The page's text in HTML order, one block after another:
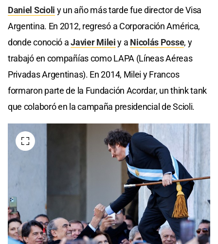
Daniel Scioli y un año más tarde fue director de Visa
Argentina. En 2012, regresó a Corporación América,
donde conoció aJavier Mileiy a Nicolás Posse, y
trabajó en compañías como LAPA (Líneas Aéreas
Privadas Argentinas). En 2014, Milei y Francos
formaron parte de la Fundación Acordar, un think tank
que colaboró en la campaña presidencial de Scioli.